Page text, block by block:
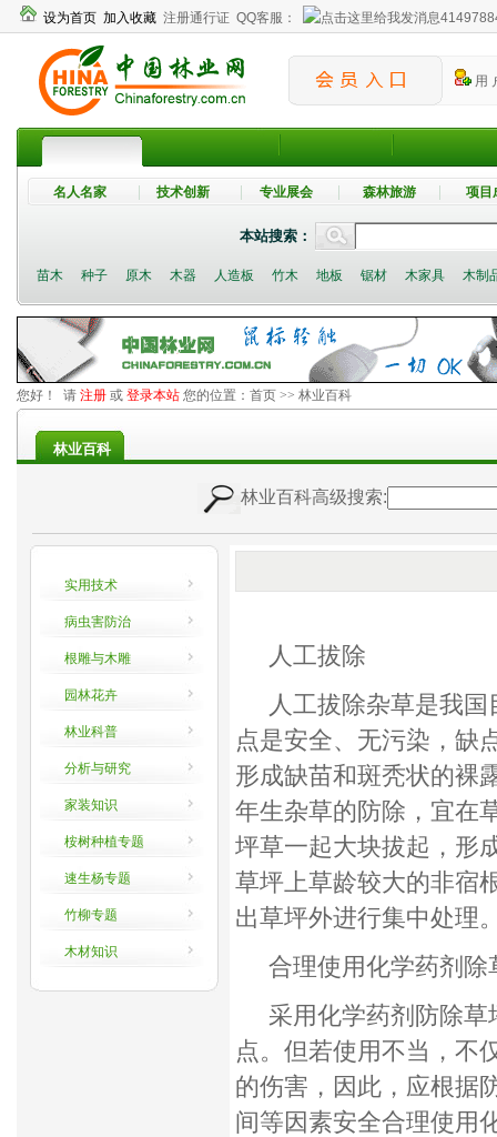
设为首页 加入收藏 注册通行证 QQ客服：
用
名人名家 技术创新 专业展会 森林旅游 项目
本站搜索：
苗木 种子 原木 木器 人造板 竹木 地板 锯材 木家具 木制
您好！ 请 注册 或 登录本站 您的位置： 首页 >> 林业百科
林业百科
林业百科高级搜索:
实用技术
病虫害防治
根雕与木雕
园林花卉
林业科普
分析与研究
家装知识
桉树种植专题
速生杨专题
竹柳专题
木材知识
人工拔除
人工拔除杂草是我国
点是安全、无污染，缺
形成缺苗和斑秃状的裸
年生杂草的防除，宜在
坪草一起大块拔起，形
草坪上草龄较大的非宿
出草坪外进行集中处理
合理使用化学药剂除
采用化学药剂防除草
点。但若使用不当，不
的伤害，因此，应根据
间等因素安全合理使用